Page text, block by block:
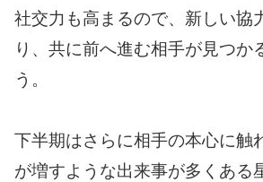
社交力も高まるので、新しい協
り、共に前へ進む相手が見つか
う。
下半期はさらに相手の本心に触
が増すような出来事が多くある